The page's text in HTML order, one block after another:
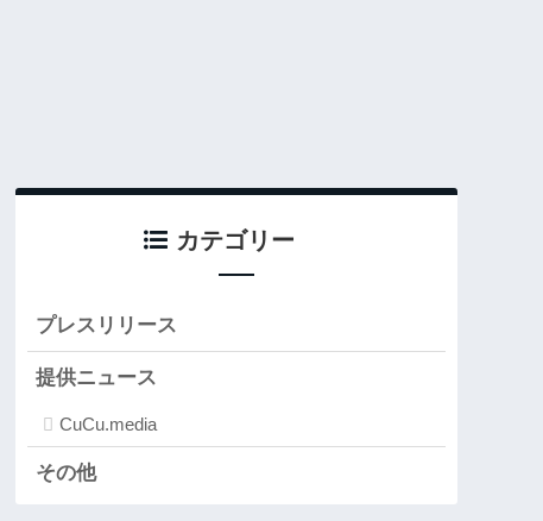
カテゴリー
プレスリリース
提供ニュース
CuCu.media
その他